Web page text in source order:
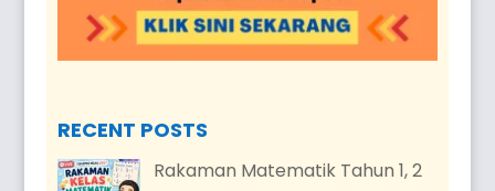
RECENT POSTS
Rakaman Matematik Tahun 1, 2